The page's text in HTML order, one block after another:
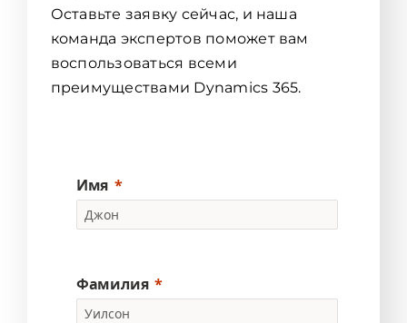
Оставьте заявку сейчас, и наша
команда экспертов поможет вам
воспользоваться всеми
преимуществами Dynamics 365.
Имя
Фамилия